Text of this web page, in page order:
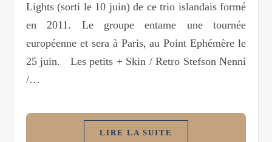
Lights (sorti le 10 juin) de ce trio islandais formé
en 2011. Le groupe entame une tournée
européenne et sera à Paris, au Point Ephémère le
25 juin. Les petits + Skin / Retro Stefson Nenni
/…
LIRE LA SUITE